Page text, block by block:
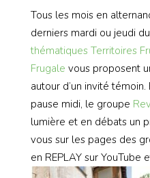
Tous les mois en
derniers mardi ou jeudi
thématiques Territoires
Frugale vous proposent
autour d’un invité
pause midi, le groupe
lumière et en débats un
vous sur les pages des
en REPLAY sur YouTube